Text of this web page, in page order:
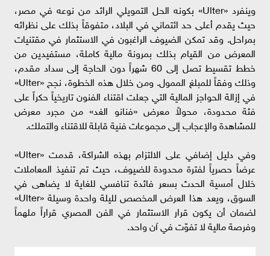
وينفرد «Ulter» بكونه الحل التمويلي الرائد من نوعه في مصر،
حيث يقدم أعلى حد ائتماني في البلاد، متفوقاً بذلك على نظرائه
بمراحل. وقد تمكن الضيوف الراغبون في الاستثمار في مقتنيات
المعرض من القيام بذلك بمرونة مالية كاملة، مستفيدين من
خطط تقسيط تصل إلى 60 شهراً دون الحاجة إلى سداد مقدم،
وذلك وفقاً للمبلغ الممول. ومن خلال هذه الخطوة، نجح «Ulter»
في إزالة الحواجز المالية التي جعلت اقتناء الفنون تاريخياً حكراً على
فئة محدودة، محولاً معرض «فنانو الغد» من مجرد معرض
للمشاهدة والإعجاب إلى مجموعات فنية قابلة للاقتناء والتملك.
وفي دليل إضافي على الالتزام بهذه الشراكة، قدمت «Ulter»
عرضاً حصرياً لفترة محدودة للضيوف، حيث تم تنفيذ المعاملات
خلال أمسية الحدث بسعر فائدة تنافسي للغاية لا يضاهى في
السوق، ويعد هذا العرض المخصص لليلة واحدة وسيلة «Ulter»
لضمان أن يكون قرار الاستثمار في الفن المصري قراراً ملهماً
وفرصة مالية لا تفوّت في آن واحد.